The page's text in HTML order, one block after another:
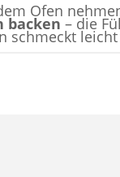
Ofen
backen – die
schmeckt